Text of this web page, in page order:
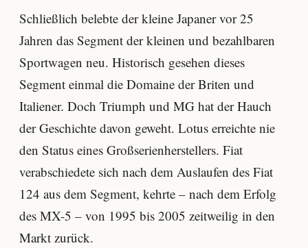
Schließlich belebte der kleine Japaner vor 25
Jahren das Segment der kleinen und bezahlbaren
Sportwagen neu. Historisch gesehen dieses
Segment einmal die Domaine der Briten und
Italiener. Doch Triumph und MG hat der Hauch
der Geschichte davon geweht. Lotus erreichte nie
den Status eines Großserienherstellers. Fiat
verabschiedete sich nach dem Auslaufen des Fiat
124 aus dem Segment, kehrte – nach dem Erfolg
des MX-5 – von 1995 bis 2005 zeitweilig in den
Markt zurück.